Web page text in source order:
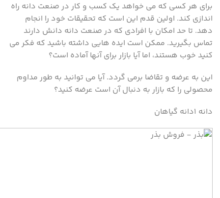
برای هر کسی که می خواهد یک کسب و کار در صنعت دانه راه
اندازی کند. اولین قدم این است که تحقیقات خود را انجام
دهد. تا حد امکان با افرادی که در صنعت دانه دانش دارند
تماس بگیرید. ممکن است ایده هایی داشته باشید که فکر می
کنید خوب هستند، اما آیا بازار برای آنها آماده است؟
این به عرضه و تقاضا برمی گردد. آیا می توانید به طور مداوم
محصولی را که بازار به دنبال آن است عرضه کنید؟
دانه ۱دانه گیاهان